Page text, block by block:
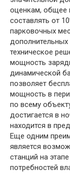
оценкам, общее
составлять от
парковочных
дополнительных
техническое
мощность
динамической
позволяет
мощность в
по всему
достигается в
находится в
Еще одним
является
станций на
потребностей